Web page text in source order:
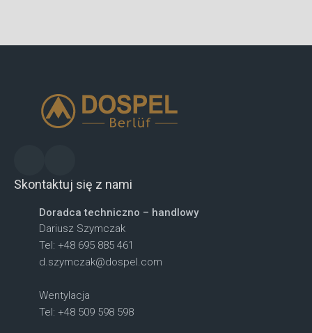
Skontaktuj się z nami
Doradca techniczno – handlowy
Dariusz Szymczak
Tel: +48 695 885 461
d.szymczak@dospel.com
Wentylacja
Tel: +48 509 598 598